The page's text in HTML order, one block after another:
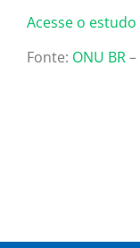
Acesse o
Fonte: ONU BR